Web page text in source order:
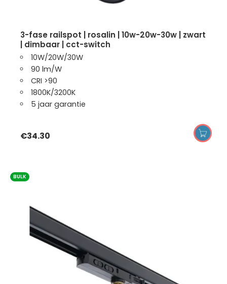
3-fase railspot | rosalin | 10w-20w-30w | zwart
| dimbaar | cct-switch
10W/20W/30W
90 lm/W
CRI >90
1800K/3200K
5 jaar garantie
€34.30
BULK